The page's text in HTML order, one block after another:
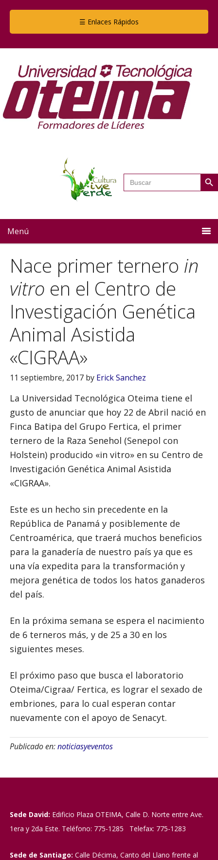
☰ Enlaces Rápidos
Buscar: Botón
Menú
Nace primer ternero in
vitro en el Centro de
Investigación Genética
Animal Asistida
«CIGRAA»
11 septiembre, 2017 by Erick Sanchez
La Universidad Tecnológica Oteima tiene el
gusto de anunciar que hoy 22 de Abril nació en
Finca Batipa del Grupo Fertica, el primer
ternero de la Raza Senehol (Senepol con
Holstein) producido «in vitro» en su Centro de
Investigación Genética Animal Asistida
«CIGRAA».
Este es un hecho sin precedente en la
República de Panamá y posiblemente de
Centroamérica, que traerá muchos beneficios
para la ganadería de nuestro país ya que es
una vía expedita para la transformación y
mejora genética de todos los hatos ganaderos
del país.
En la próxima semana se espera el nacimiento
de 6 terneros más, y de 25 a 30 en los
siguientes meses.
El próximo paso que busca el laboratorio
Oteima/Cigraa/ Fertica, es lograr el sexado de
embriones, para lo cual esperan contar
nuevamente con el apoyo de Senacyt.
Publicado en:noticiasyeventos
Sede David: Edificio Plaza OTEIMA, Calle D. Norte entre Ave.
1era y 2da Este. Teléfono: 775-1285 Telefax: 775-1283
Sede de Santiago: Calle Décima, Canto del Llano frente al